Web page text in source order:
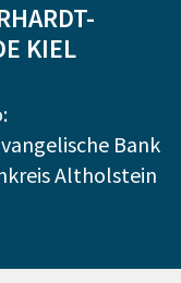
KIEL
Bank
Altholstein